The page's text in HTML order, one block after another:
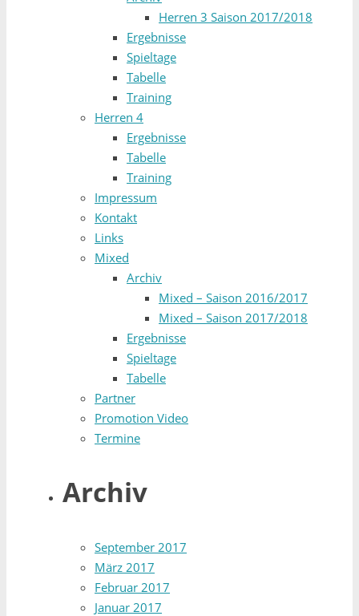
Herren 3 Saison 2017/2018
Ergebnisse
Spieltage
Tabelle
Training
Herren 4
Ergebnisse
Tabelle
Training
Impressum
Kontakt
Links
Mixed
Archiv
Mixed – Saison 2016/2017
Mixed – Saison 2017/2018
Ergebnisse
Spieltage
Tabelle
Partner
Promotion Video
Termine
Archiv
September 2017
März 2017
Februar 2017
Januar 2017